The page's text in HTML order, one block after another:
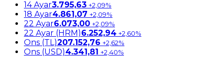
14 Ayar3.795,63 +2,09%
18 Ayar4.861,07 +2,09%
22 Ayar6.073,00 +2,09%
22 Ayar (HRM)6.252,94 +2,60%
Ons (TL)207.152,76 +2,62%
Ons (USD)4.341,81 +2,40%